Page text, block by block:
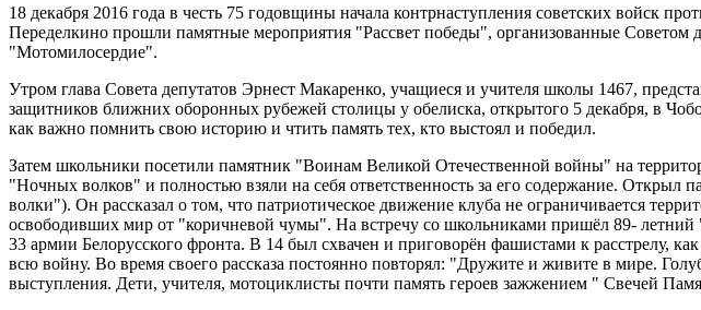
18 декабря 2016 года в честь 75 годовщины начала контрнаступления советских войск
Переделкино прошли памятные мероприятия "Рассвет победы", организованные
"Мотомилосердие".
Утром глава Совета депутатов Эрнест Макаренко, учащиеся и учителя школы 1467,
защитников ближних оборонных рубежей столицы у обелиска, открытого 5 декабря, в
как важно помнить свою историю и чтить память тех, кто выстоял и победил.
Затем школьники посетили памятник "Воинам Великой Отечественной войны" на
"Ночных волков" и полностью взяли на себя ответственность за его содержание.
волки"). Он рассказал о том, что патриотическое движение клуба не ограничивается
освободивших мир от "коричневой чумы". На встречу со школьниками пришёл 89-
33 армии Белорусского фронта. В 14 был схвачен и приговорён фашистами к расстрелу,
всю войну. Во время своего рассказа постоянно повторял: "Дружите и живите в мире.
выступления. Дети, учителя, мотоциклисты почти память героев зажжением " Свечей